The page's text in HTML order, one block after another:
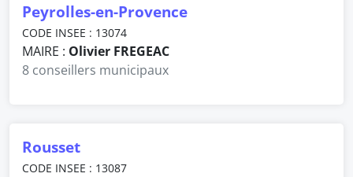
Peyrolles-en-Provence
CODE INSEE : 13074
MAIRE : Olivier FREGEAC
8 conseillers municipaux
Rousset
CODE INSEE : 13087